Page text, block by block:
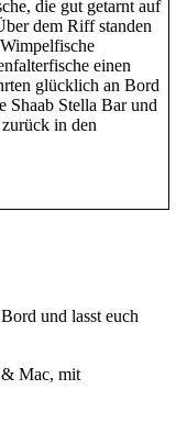
die gut getarnt auf
dem Riff standen
einen
glücklich an Bord
Shaab Stella Bar und
in den
und lasst euch
& Mac, mit